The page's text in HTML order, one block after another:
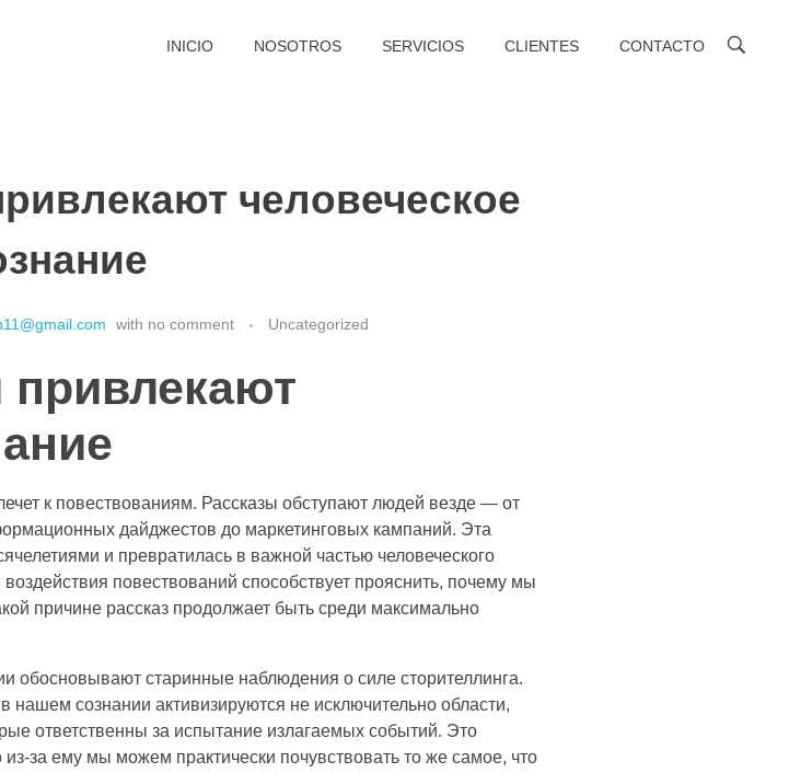
INICIO NOSOTROS SERVICIOS CLIENTES CONTACTO
человеческое
with no comment Uncategorized
привлекают
к повествованиям. Рассказы обступают людей везде — от
дайджестов до маркетинговых кампаний. Эта
и превратилась в важной частью человеческого
повествований способствует прояснить, почему мы
причине рассказ продолжает быть среди максимально
обосновывают старинные наблюдения о силе сторителлинга.
сознании активизируются не исключительно области,
ответственны за испытание излагаемых событий. Это
за ему мы можем практически почувствовать то же самое, что